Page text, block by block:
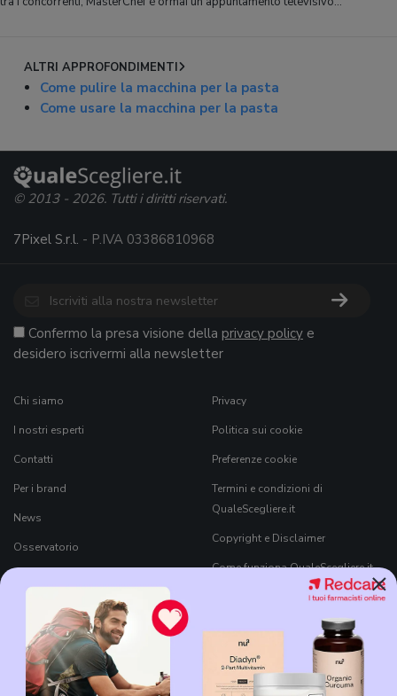
ALTRI APPROFONDIMENTI
Come pulire la macchina per la pasta
Come usare la macchina per la pasta
×
© 2013 - 2026. Tutti i diritti riservati.
7Pixel S.r.l. - P.IVA 03386810968
Confermo la presa visione della privacy policy e
desidero iscrivermi alla newsletter
Chi siamo
I nostri esperti
Contatti
Per i brand
News
Osservatorio
Black Friday 2026
Privacy
Politica sui cookie
Preferenze cookie
Termini e condizioni di
QualeScegliere.it
Copyright e Disclaimer
Come funziona QualeScegliere.it